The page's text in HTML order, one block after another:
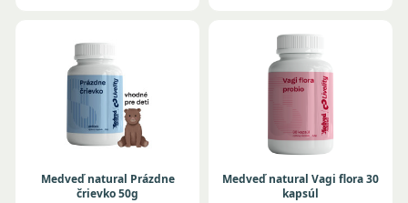
Medveď natural Prázdne
črievko 50g
Medveď natural Vagi flora 30
kapsúl